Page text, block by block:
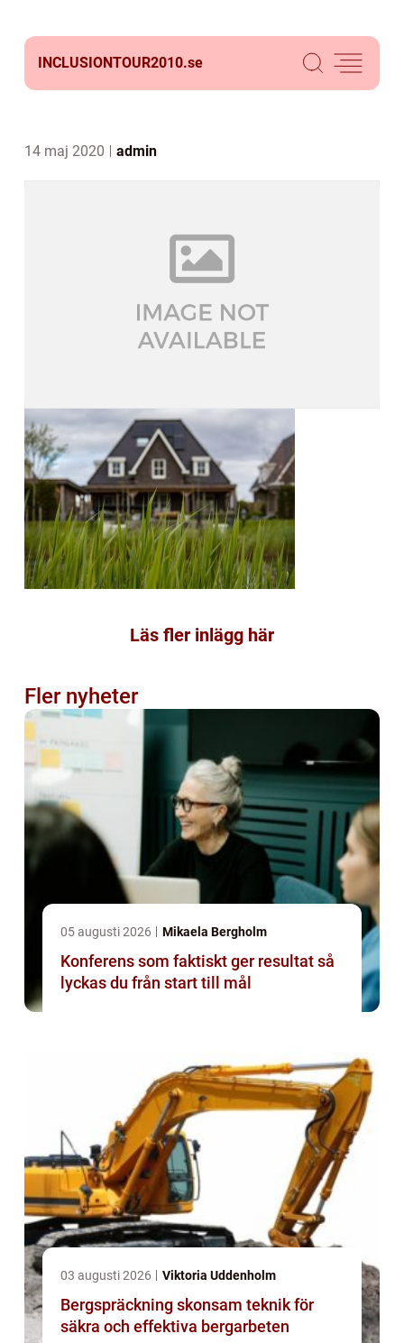
INCLUSIONTOUR2010.se
14 maj 2020 admin
Läs fler inlägg här
Fler nyheter
05 augusti 2026 Mikaela Bergholm
Konferens som faktiskt ger resultat så
lyckas du från start till mål
03 augusti 2026 Viktoria Uddenholm
Bergspräckning skonsam teknik för
säkra och effektiva bergarbeten